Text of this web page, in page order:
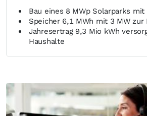
Bau eines 8 MWp Solarparks
Speicher 6,1 MWh mit 3 MW
Jahresertrag 9,3 Mio kWh
Haushalte